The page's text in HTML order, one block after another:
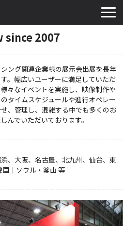
TOP
・導入事例
お知らせ
コラム
あるご質問
立ち資料
since 2007
ング関連企業様の展示会出展を長年
。幅広いユーザーに満足していただ
々なイベントを実施し、映像制作や
タイムスケジュールや進行オペレー
、管理し、混雑する中でも多くのお
んでいただいております。
大阪、名古屋、北九州、仙台、東
｜ソウル・釜山 等